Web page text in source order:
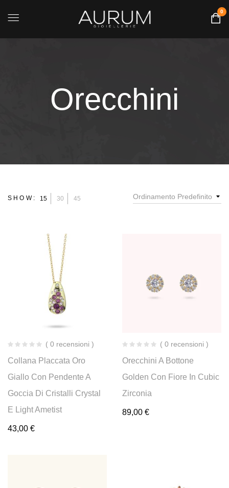
0
Orecchini
Ordinamento Predefinito
SHOW: 15 30 45
( 0 recensioni )
Collana Placcata Oro
Giallo Con Pendente A
Goccia Di Cristalli Crystal
E Light Ametist
43,00 €
( 0 recensioni )
Orecchini A Bottone
Golden Con Fiore In Cubic
Zirconia
89,00 €